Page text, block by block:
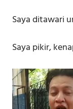
Saya ditawari
Saya pikir,